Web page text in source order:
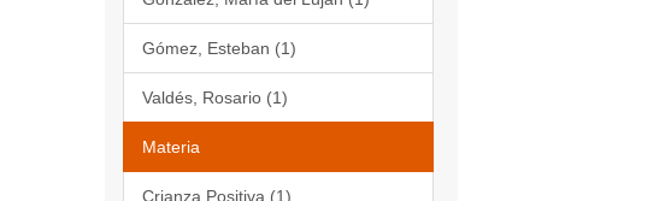
Gómez, Esteban (1)
Valdés, Rosario (1)
Materia
Crianza Positiva (1)